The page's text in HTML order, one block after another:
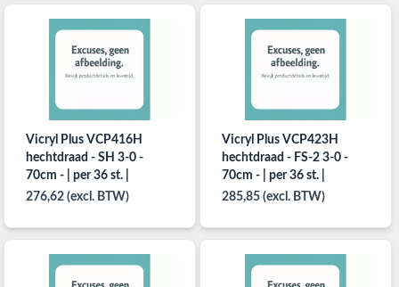
Vicryl Plus VCP416H
hechtdraad - SH 3-0 -
70cm - | per 36 st. |
276,62 (excl. BTW)
Vicryl Plus VCP423H
hechtdraad - FS-2 3-0 -
70cm - | per 36 st. |
285,85 (excl. BTW)